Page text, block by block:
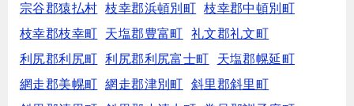
宗谷郡猿払村
枝幸郡浜頓別町
枝幸郡中頓別町
枝幸郡枝幸町
天塩郡豊富町
礼文郡礼文町
利尻郡利尻町
利尻郡利尻富士町
天塩郡幌延町
網走郡美幌町
網走郡津別町
斜里郡斜里町